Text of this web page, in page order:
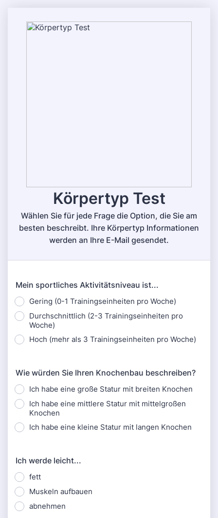
Körpertyp Test
Wählen Sie für jede Frage die Option, die Sie am
besten beschreibt. Ihre Körpertyp Informationen
werden an Ihre E-Mail gesendet.
Mein sportliches Aktivitätsniveau ist...
Gering (0-1 Trainingseinheiten pro Woche)
Durchschnittlich (2-3 Trainingseinheiten pro
Woche)
Hoch (mehr als 3 Trainingseinheiten pro Woche)
Wie würden Sie Ihren Knochenbau beschreiben?
Ich habe eine große Statur mit breiten Knochen
Ich habe eine mittlere Statur mit mittelgroßen
Knochen
Ich habe eine kleine Statur mit langen Knochen
Ich werde leicht...
fett
Muskeln aufbauen
abnehmen